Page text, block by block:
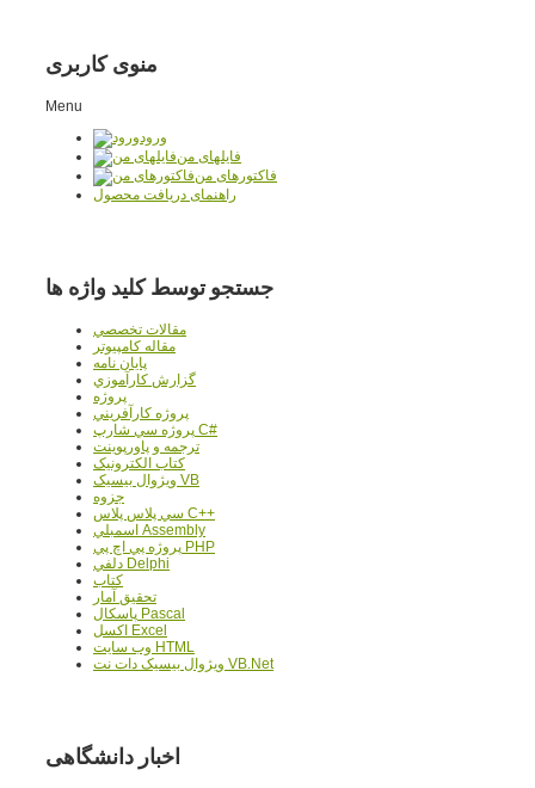
منوی کاربری
Menu
ورود
فایلهای من
فاکتورهای من
راهنمای دریافت محصول
جستجو توسط کلید واژه ها
مقالات تخصصي
مقاله کامپیوتر
پایان نامه
گزارش کارآموزي
پروژه
پروژه کارآفريني
پروژه سي شارپ C#
ترجمه و پاورپوينت
کتاب الکترونيک
ويژوال بيسيک VB
جزوه
سي پلاس پلاس C++
اسمبلي Assembly
پروژه پي اچ پي PHP
دلفي Delphi
کتاب
تحقيق آمار
پاسکال Pascal
اکسل Excel
وب سايت HTML
ويژوال بيسيک دات نت VB.Net
اخبار دانشگاهی